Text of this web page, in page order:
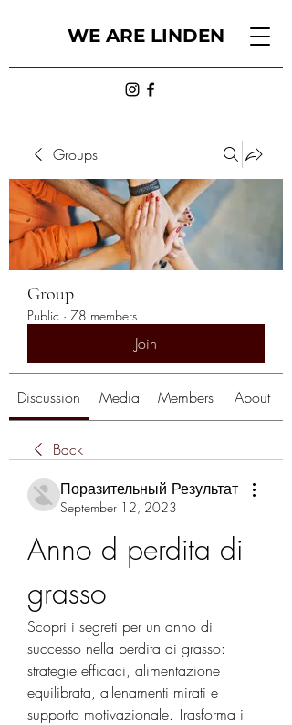
WE ARE LINDEN
Groups
Group
Public · 78 members
Join
Discussion Media Members About
Back
Поразительный Результат
September 12, 2023
Anno d perdita di
grasso
Scopri i segreti per un anno di
successo nella perdita di grasso:
strategie efficaci, alimentazione
equilibrata, allenamenti mirati e
supporto motivazionale. Trasforma il